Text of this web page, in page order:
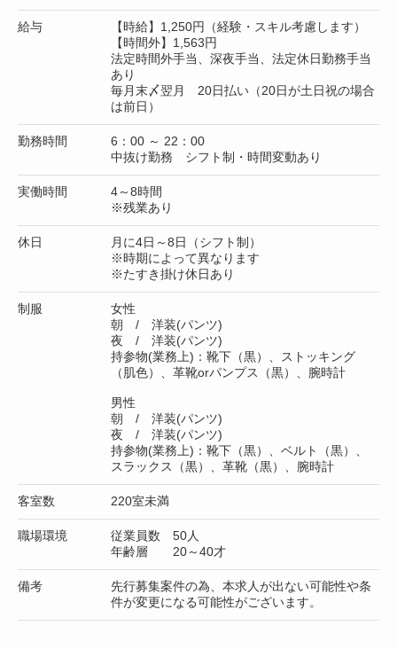
給与
【時給】1,250円（経験・スキル考慮します）
【時間外】1,563円
法定時間外手当、深夜手当、法定休日勤務手当
あり
毎月末〆翌月 20日払い（20日が土日祝の場合
は前日）
勤務時間
6：00 ～ 22：00
中抜け勤務 シフト制・時間変動あり
実働時間
4～8時間
※残業あり
休日
月に4日～8日（シフト制）
※時期によって異なります
※たすき掛け休日あり
制服
女性
朝 / 洋装(パンツ)
夜 / 洋装(パンツ)
持参物(業務上)：靴下（黒）、ストッキング
（肌色）、革靴orパンプス（黒）、腕時計
男性
朝 / 洋装(パンツ)
夜 / 洋装(パンツ)
持参物(業務上)：靴下（黒）、ベルト（黒）、
スラックス（黒）、革靴（黒）、腕時計
客室数 220室未満
職場環境
従業員数 50人
年齢層 20～40才
備考
先行募集案件の為、本求人が出ない可能性や条
件が変更になる可能性がございます。